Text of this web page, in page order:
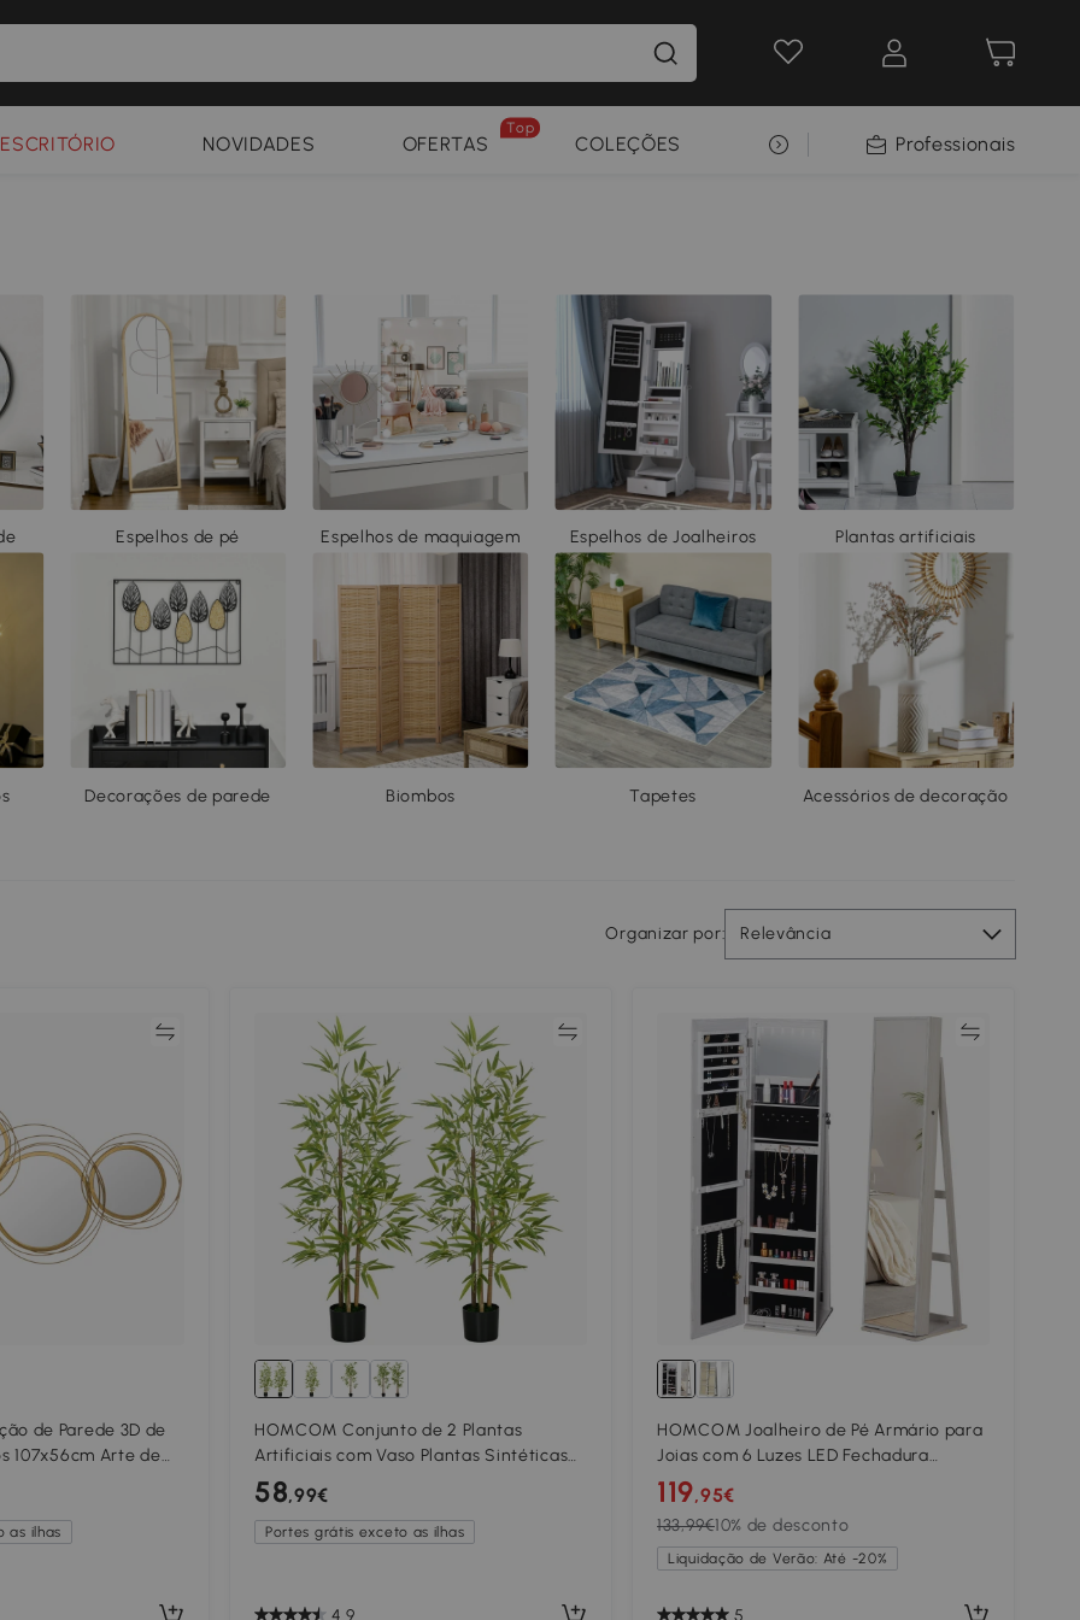
NOVIDADES OFERTAS
Top
COLEÇÕES SELEÇÃO PREMIUMProfessionais
Espelhos de pé Espelhos de maquiagem Espelhos de Joalheiros Plantas artificiais
Decorações de parede Biombos Tapetes Acessórios de decoração
Organizar por: Relevância
de Parede 3D de
107x56cm Arte de
as ilhas
Comparar
HOMCOM Conjunto de 2 Plantas
Artificiais com Vaso Plantas Sintéticas
de Bambu com 498 Folhas para
Decoração Ø15x120 cm Verde
58,99€
Portes grátis exceto as ilhas
HOMCOM Joalheiro de Pé Armário para
Joias com 6 Luzes LED Fechadura
Organizador de Joias com Prateleiras
Suportes para Anéis 38x38x157cm
Branco
119,95€
133,99€10% de desconto
Liquidação de Verão: Até -20%